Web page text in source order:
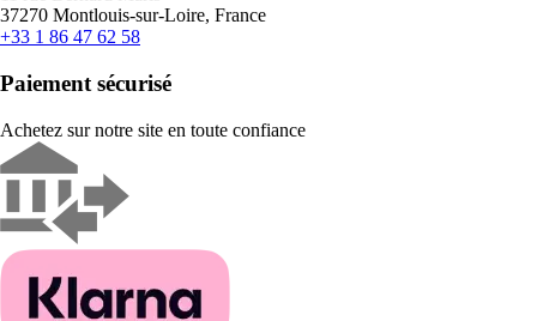
37270 Montlouis-sur-Loire, France
+33 1 86 47 62 58
Paiement sécurisé
Achetez sur notre site en toute confiance